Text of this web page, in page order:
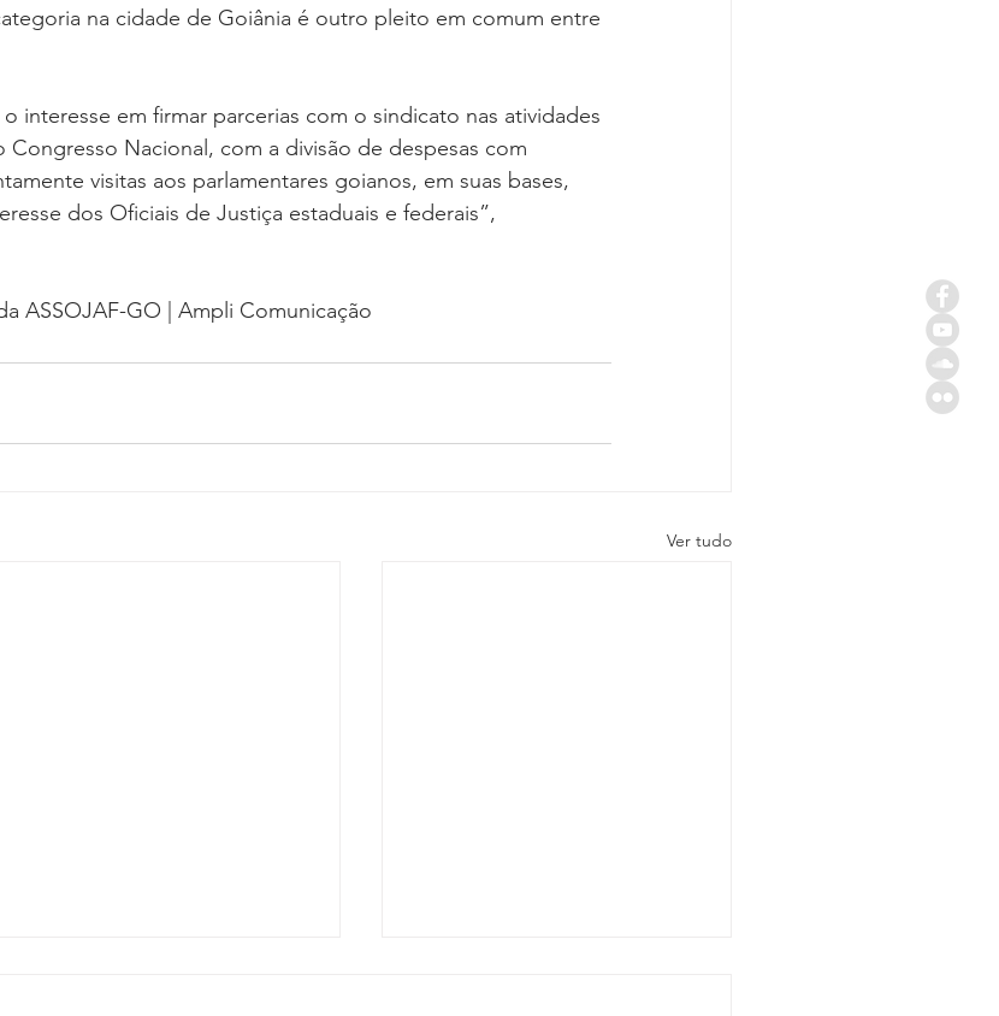
na cidade de Goiânia é outro pleito em comum entre
interesse em firmar parcerias com o sindicato nas atividades
Congresso Nacional, com a divisão de despesas com
visitas aos parlamentares goianos, em suas bases,
dos Oficiais de Justiça estaduais e federais”,
ASSOJAF-GO | Ampli Comunicação
Ver tudo